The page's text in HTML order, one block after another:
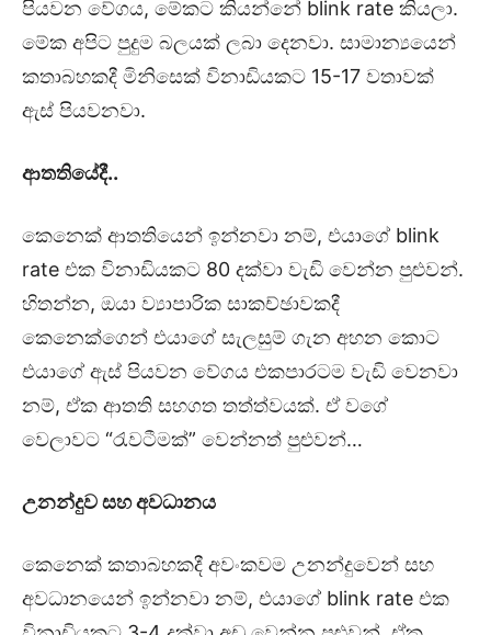
පියවන වේගය, මේකට කියන්නේ blink rate කියලා.
මේක අපිට පුදුම බලයක් ලබා දෙනවා. සාමාන්‍යයෙන්
කතාබහකදී මිනිසෙක් විනාඩියකට 15-17 වතාවක්
ඇස් පියවනවා.
ආතතියේදී..
කෙනෙක් ආතතියෙන් ඉන්නවා නම්, එයාගේ blink
rate එක විනාඩියකට 80 දක්වා වැඩි වෙන්න පුළුවන්.
හිතන්න, ඔයා ව්‍යාපාරික සාකච්ඡාවකදී
කෙනෙක්ගෙන් එයාගේ සැලසුම් ගැන අහන කොට
එයාගේ ඇස් පියවන වේගය එකපාරටම වැඩි වෙනවා
නම්, ඒක ආතති සහගත තත්ත්වයක්. ඒ වගේ
වෙලාවට “රැවටීමක්” වෙන්නත් පුළුවන්…
උනන්දුව සහ අවධානය
කෙනෙක් කතාබහකදී අවංකවම උනන්දුවෙන් සහ
අවධානයෙන් ඉන්නවා නම්, එයාගේ blink rate එක